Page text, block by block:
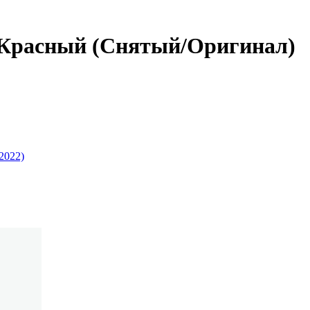
Красный (Снятый/Оригинал)